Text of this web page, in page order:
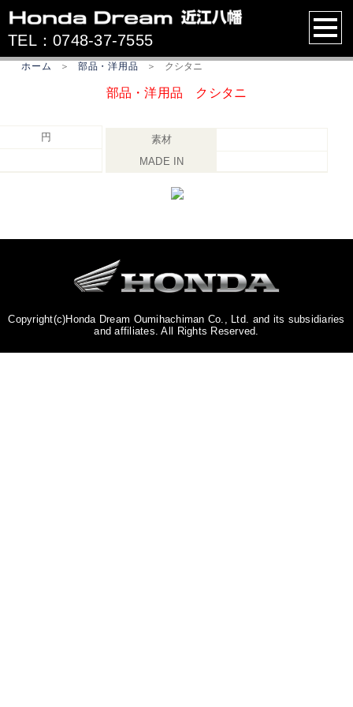
TEL：0748-37-7555
ホーム ＞ 部品・洋用品 ＞ クシタニ
部品・洋用品 クシタニ
円
素材
MADE IN
Copyright(c)Honda Dream Oumihachiman Co., Ltd. and its subsidiaries
and affiliates. All Rights Reserved.